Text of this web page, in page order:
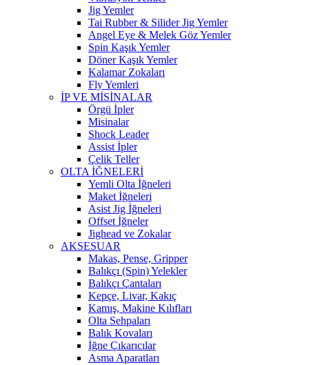
Jig Yemler
Tai Rubber & Silider Jig Yemler
Angel Eye & Melek Göz Yemler
Spin Kaşık Yemler
Döner Kaşık Yemler
Kalamar Zokaları
Fly Yemleri
İP VE MİSİNALAR
Örgü İpler
Misinalar
Shock Leader
Assist İpler
Çelik Teller
OLTA İĞNELERİ
Yemli Olta İğneleri
Maket İğneleri
Asist Jig İğneleri
Offset İğneler
Jighead ve Zokalar
AKSESUAR
Makas, Pense, Gripper
Balıkçı (Spin) Yelekler
Balıkçı Çantaları
Kepçe, Livar, Kakıç
Kamış, Makine Kılıfları
Olta Sehpaları
Balık Kovaları
İğne Çıkarıcılar
Asma Aparatları